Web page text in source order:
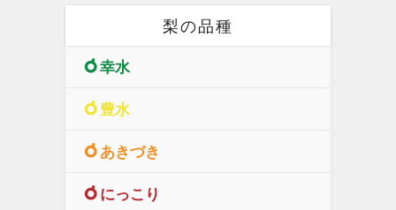
梨の品種
幸水
豊水
あきづき
にっこり